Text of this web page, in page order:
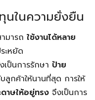
นในความยั่งยืน
มารถ ใช้งานได้หลาย
ะหยัด
ป็นการรักษา ป้าย
กค้าให้นานที่สุด การให้
าษให้อยู่ทรง จึงเป็นการ